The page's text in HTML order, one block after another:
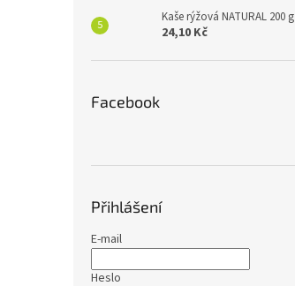
Kaše rýžová NATURAL 200 g
24,10 Kč
Facebook
Přihlášení
E-mail
Heslo